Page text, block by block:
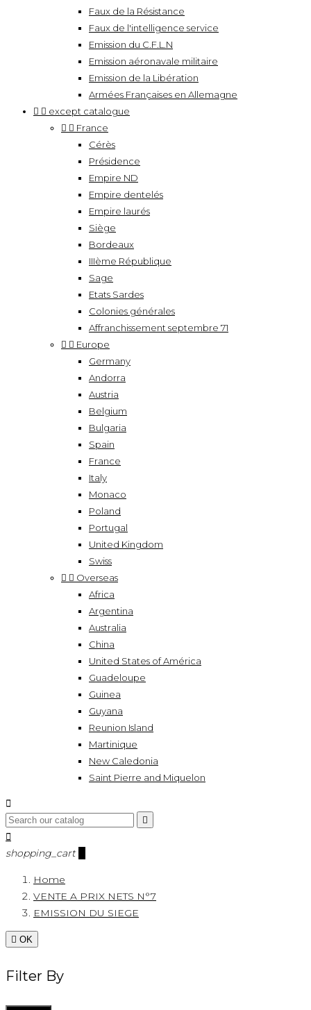
Faux de la Résistance
Faux de l'intelligence service
Emission du C.F.L.N
Emission aéronavale militaire
Emission de la Libération
Armées Françaises en Allemagne
  except catalogue
  France
Cérès
Présidence
Empire ND
Empire dentelés
Empire laurés
Siège
Bordeaux
IIIème République
Sage
Etats Sardes
Colonies générales
Affranchissement septembre 71
  Europe
Germany
Andorra
Austria
Belgium
Bulgaria
Spain
France
Italy
Monaco
Poland
Portugal
United Kingdom
Swiss
  Overseas
Africa
Argentina
Australia
China
United States of América
Guadeloupe
Guinea
Guyana
Reunion Island
Martinique
New Caledonia
Saint Pierre and Miquelon



shopping_cart
Home
VENTE A PRIX NETS N°7
EMISSION DU SIEGE
 OK
Filter By